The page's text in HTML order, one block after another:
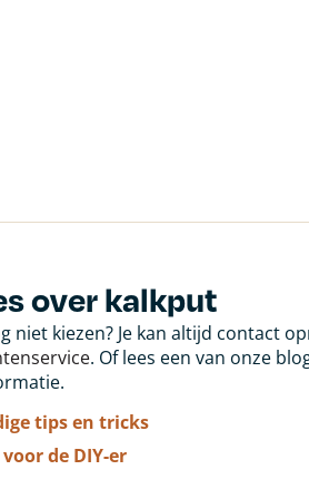
over kalkput
niet kiezen? Je kan altijd contact
. Of lees een van onze
tips en tricks
de DIY-er